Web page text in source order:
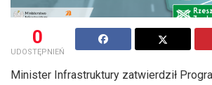
0
UDOSTĘPNIEŃ
Minister Infrastruktury zatwierdził